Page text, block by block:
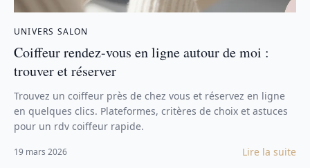
UNIVERS SALON
Coiffeur rendez-vous en ligne autour de moi :
trouver et réserver
Trouvez un coiffeur près de chez vous et réservez en ligne
en quelques clics. Plateformes, critères de choix et astuces
pour un rdv coiffeur rapide.
19 mars 2026 Lire la suite